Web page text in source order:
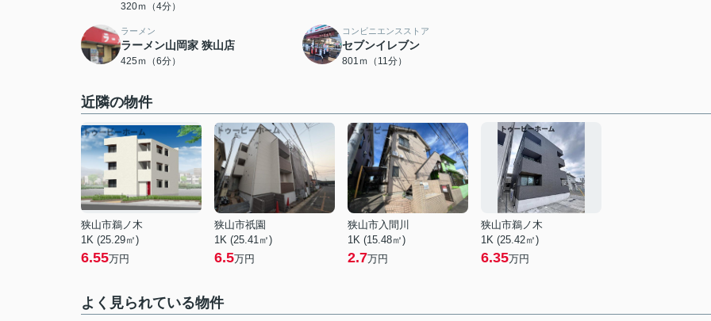
320ｍ（4分）
ラーメン
ラーメン山岡家 狭山店
425ｍ（6分）
コンビニエンスストア
セブンイレブン
801ｍ（11分）
近隣の物件
狭山市鵜ノ木
1K (25.29㎡)
6.55万円
狭山市祇園
1K (25.41㎡)
6.5万円
狭山市入間川
1K (15.48㎡)
2.7万円
狭山市鵜ノ木
1K (25.42㎡)
6.35万円
よく見られている物件